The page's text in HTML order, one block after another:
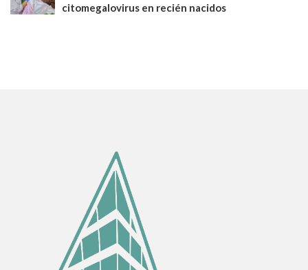
citomegalovirus en recién nacidos